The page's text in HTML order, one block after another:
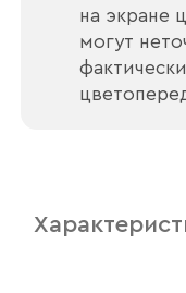
на экране
могут